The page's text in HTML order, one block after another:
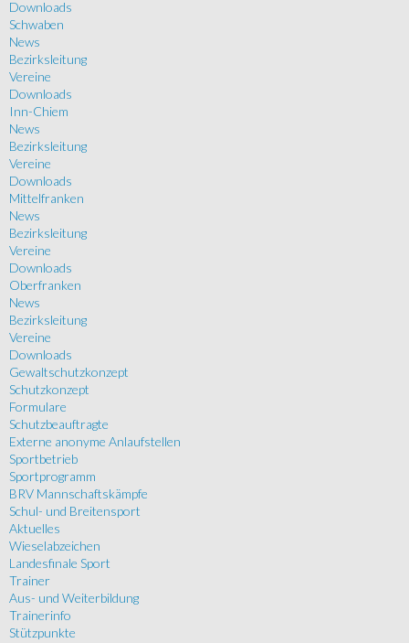
Downloads
Schwaben
News
Bezirksleitung
Vereine
Downloads
Inn-Chiem
News
Bezirksleitung
Vereine
Downloads
Mittelfranken
News
Bezirksleitung
Vereine
Downloads
Oberfranken
News
Bezirksleitung
Vereine
Downloads
Gewaltschutzkonzept
Schutzkonzept
Formulare
Schutzbeauftragte
Externe anonyme Anlaufstellen
Sportbetrieb
Sportprogramm
BRV Mannschaftskämpfe
Schul- und Breitensport
Aktuelles
Wieselabzeichen
Landesfinale Sport
Trainer
Aus- und Weiterbildung
Trainerinfo
Stützpunkte